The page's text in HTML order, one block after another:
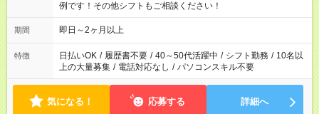
例です！その他シフトもご相談ください！
期間 即日～2ヶ月以上
特徴 日払いOK / 履歴書不要 / 40～50代活躍中 / シフト勤務 / 10名以
上の大量募集 / 電話対応なし / パソコンスキル不要
気になる！ 応募する 詳細へ